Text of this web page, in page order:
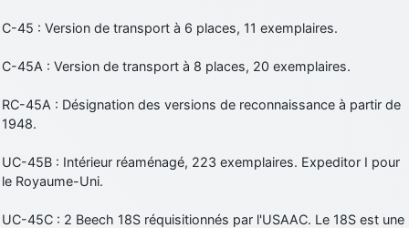
C-45 : Version de transport à 6 places, 11 exemplaires.
C-45A : Version de transport à 8 places, 20 exemplaires.
RC-45A : Désignation des versions de reconnaissance à partir de
1948.
UC-45B : Intérieur réaménagé, 223 exemplaires. Expeditor I pour
le Royaume-Uni.
UC-45C : 2 Beech 18S réquisitionnés par l'USAAC. Le 18S est une